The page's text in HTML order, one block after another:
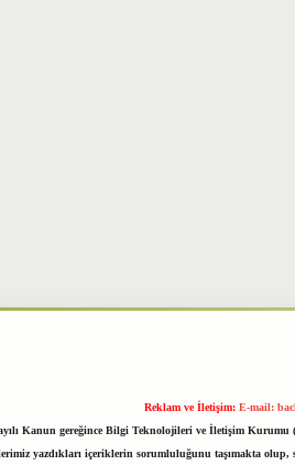
Reklam ve İletişim: E-mail:
Kanun gereğince Bilgi Teknolojileri ve İletişim
yazdıkları içeriklerin sorumluluğunu taşımakta